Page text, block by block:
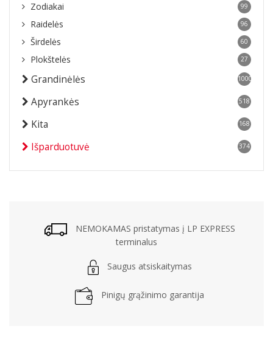
Zodiakai 99
Raidelės 96
Širdelės 60
Plokštelės 27
Grandinėlės 1000
Apyrankės 518
Kita 168
Išparduotuvė 374
NEMOKAMAS pristatymas į LP EXPRESS
terminalus
Saugus atsiskaitymas
Pinigų grąžinimo garantija